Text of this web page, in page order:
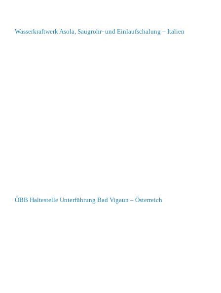
Wasserkraftwerk Asola, Saugrohr- und Einlaufschalung – Italien
ÖBB Haltestelle Unterführung Bad Vigaun – Österreich